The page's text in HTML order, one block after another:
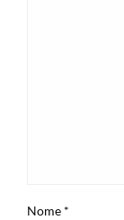
Nome *